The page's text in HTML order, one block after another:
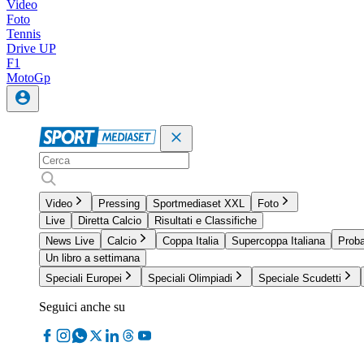
Video
Foto
Tennis
Drive UP
F1
MotoGp
Video Pressing Sportmediaset XXL
Foto
Live
Diretta Calcio
Risultati e Classifiche
News Live
Calcio Coppa Italia Supercoppa Italiana
Un libro a settimana
Speciali Europei
Speciali Olimpiadi Speciale Scudetti
Seguici anche su